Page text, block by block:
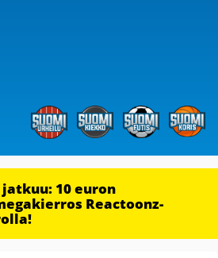
10 euron
Reactoonz-